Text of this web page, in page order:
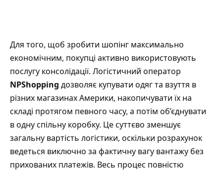
Для того, щоб зробити шопінг максимально
економічним, покупці активно використовують
послугу консолідації. Логістичний оператор
NPShopping дозволяє купувати одяг та взуття в
різних магазинах Америки, накопичувати їх на
складі протягом певного часу, а потім об’єднувати
в одну спільну коробку. Це суттєво зменшує
загальну вартість логістики, оскільки розрахунок
ведеться виключно за фактичну вагу вантажу без
прихованих платежів. Весь процес повністю